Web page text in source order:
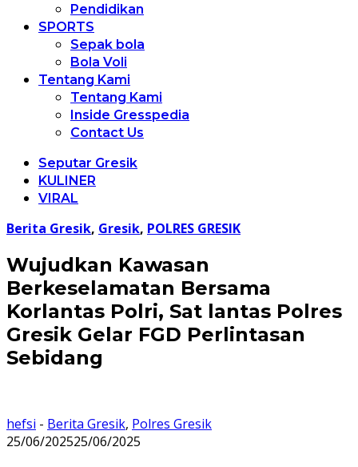
Pendidikan
SPORTS
Sepak bola
Bola Voli
Tentang Kami
Tentang Kami
Inside Gresspedia
Contact Us
Seputar Gresik
KULINER
VIRAL
Berita Gresik, Gresik, POLRES GRESIK
Wujudkan Kawasan
Berkeselamatan Bersama
Korlantas Polri, Sat lantas Polres
Gresik Gelar FGD Perlintasan
Sebidang
hefsi - Berita Gresik, Polres Gresik
25/06/202525/06/2025